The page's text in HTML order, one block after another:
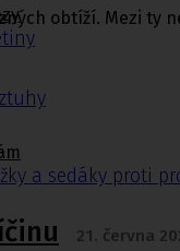
a sedáky proti
obtíží. Mezi
21. června